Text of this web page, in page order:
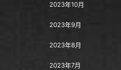
2023年10月
2023年9月
2023年8月
2023年7月